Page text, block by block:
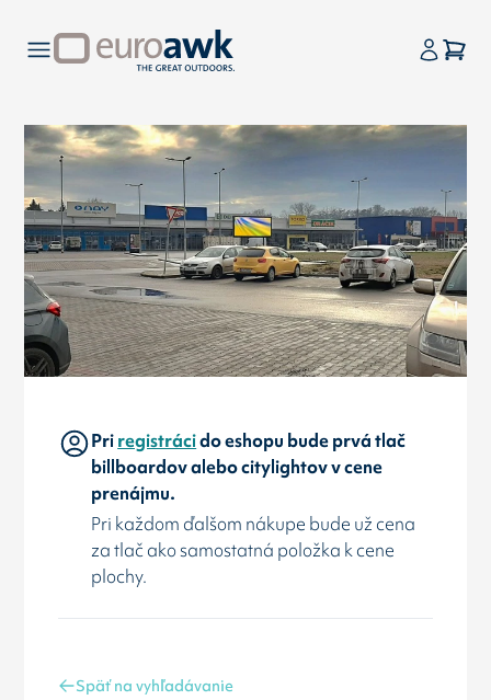
Priregistrácido eshopu bude prvá tlač
billboardov alebo citylightov v cene
prenájmu.
Pri každom ďalšom nákupe bude už cena
za tlač ako samostatná položka k cene
plochy.
Späť na vyhľadávanie